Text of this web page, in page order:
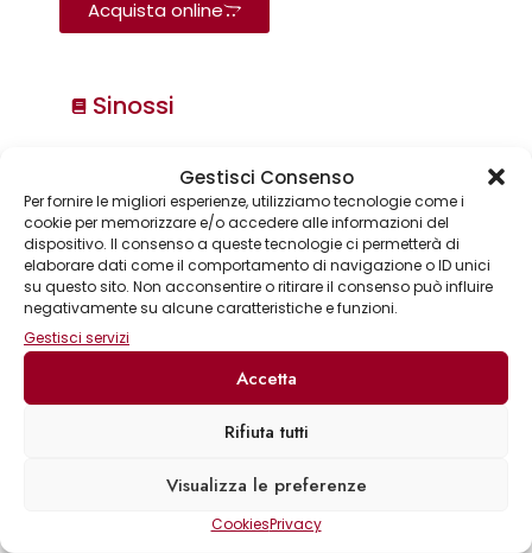
Gestisci Consenso
Per fornire le migliori esperienze, utilizziamo tecnologie come i
cookie per memorizzare e/o accedere alle informazioni del
dispositivo. Il consenso a queste tecnologie ci permetterà di
elaborare dati come il comportamento di navigazione o ID unici
su questo sito. Non acconsentire o ritirare il consenso può influire
negativamente su alcune caratteristiche e funzioni.
Gestisci servizi
Accetta
Rifiuta tutti
Visualizza le preferenze
CookiesPrivacy
Acquista online
Sinossi
Annuari & Guide
Astronomia & dintorni
Bear Grylls adventures
Biblioteca delle arti
Biblioteca gastronomica
Cinema e miti
Crimen
Dialoghi
Dizionari Gremese